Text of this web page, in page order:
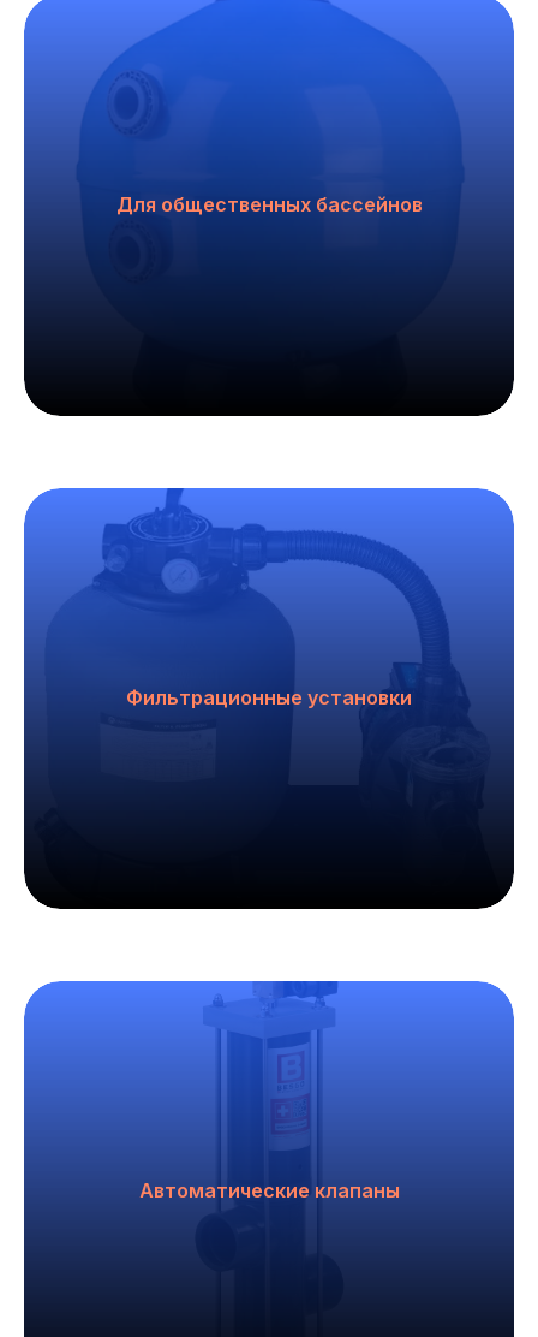
Для общественных бассейнов
Фильтрационные установки
Автоматические клапаны